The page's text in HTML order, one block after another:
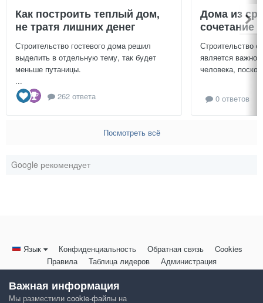
Как построить теплый дом,
не тратя лишних денег
Строительство гостевого дома решил
выделить в отдельную тему, так будет
меньше путаницы.
...
262 ответа
Дома из
сочетание
Строительство
является
человека,
0 ответов
Посмотреть всё
Google рекомендует
Язык Конфиденциальность Обратная связь
Cookies
Правила
Таблица лидеров Администрация
Powered by Invision Community
Важная информация
Мы разместили cookie-файлы на